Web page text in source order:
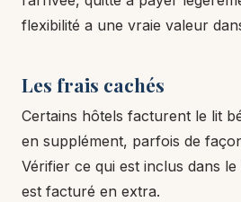
flexibilité a une vraie valeur
Les frais cachés
Certains hôtels facturent le lit
en supplément, parfois de
Vérifier ce qui est inclus dans
est facturé en extra.